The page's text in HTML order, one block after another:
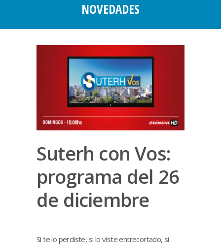
NOVEDADES
Suterh con Vos:
programa del 26
de diciembre
Si te lo perdiste, si lo viste entrecortado, si